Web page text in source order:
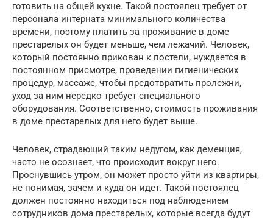
готовить на общей кухне. Такой постоялец требует от
персонала интерната минимального количества
времени, поэтому платить за проживание в доме
престарелых он будет меньше, чем лежачий. Человек,
который постоянно прикован к постели, нуждается в
постоянном присмотре, проведении гигиенических
процедур, массаже, чтобы предотвратить пролежни,
уход за ним нередко требует специального
оборудования. Соответственно, стоимость проживания
в доме престарелых для него будет выше.
Человек, страдающий таким недугом, как деменция,
часто не осознает, что происходит вокруг него.
Проснувшись утром, он может просто уйти из квартиры,
не понимая, зачем и куда он идет. Такой постоялец
должен постоянно находиться под наблюдением
сотрудников дома престарелых, которые всегда будут